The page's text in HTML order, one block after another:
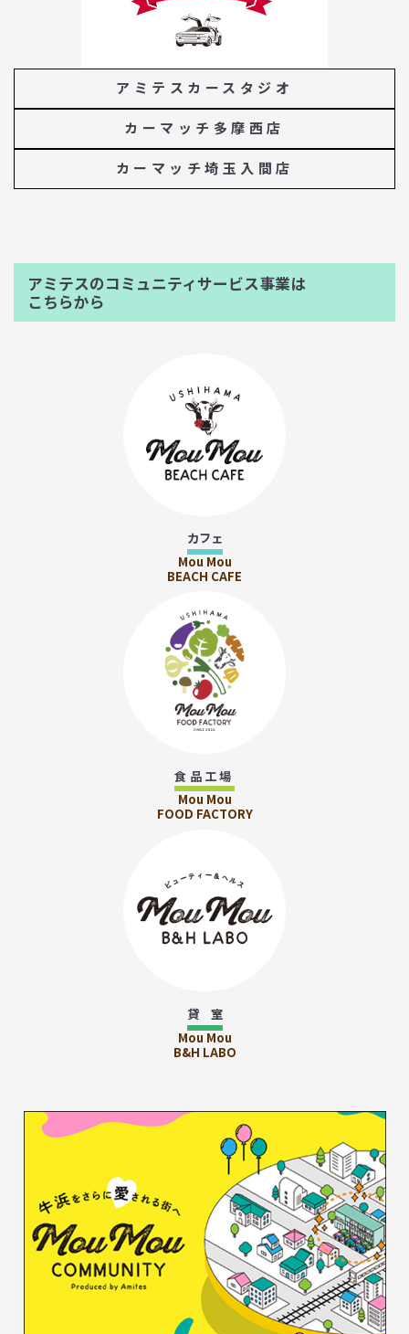
アミテスカースタジオ
カーマッチ多摩西店
カーマッチ埼玉入間店
アミテスのコミュニティサービス事業は
こちらから
カフェ
Mou Mou
BEACH CAFE
食品工場
Mou Mou
FOOD FACTORY
貸 室
Mou Mou
B&H LABO